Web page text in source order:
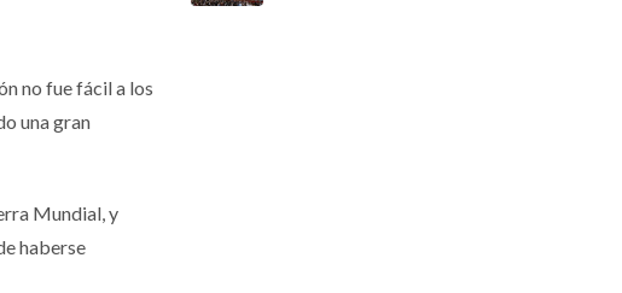
no fue fácil a los
una gran
Mundial, y
haberse